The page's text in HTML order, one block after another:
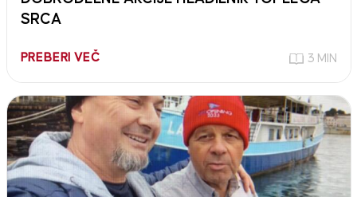
SRCA
PREBERI VEČ 3 MIN